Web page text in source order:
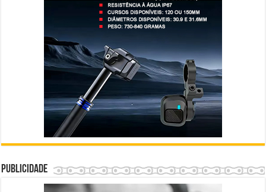
Publicidade